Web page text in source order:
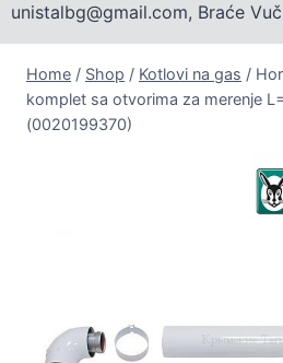
unistalbg@gmail.com, Braće
Home / Shop / Kotlovi na gas /
komplet sa otvorima za merenje
(0020199370)